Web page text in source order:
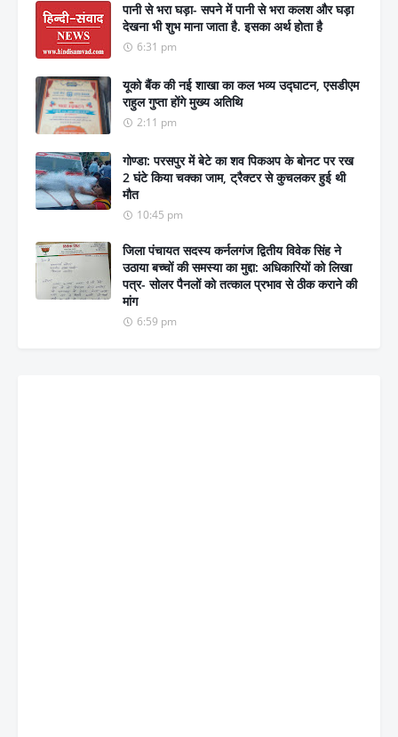
पानी से भरा घड़ा- सपने में पानी से भरा कलश और घड़ा
देखना भी शुभ माना जाता है. इसका अर्थ होता है
6:31 pm
यूको बैंक की नई शाखा का कल भव्य उद्घाटन, एसडीएम
राहुल गुप्ता होंगे मुख्य अतिथि
2:11 pm
गोण्डा: परसपुर में बेटे का शव पिकअप के बोनट पर रख
2 घंटे किया चक्का जाम, ट्रैक्टर से कुचलकर हुई थी
मौत
10:45 pm
जिला पंचायत सदस्य कर्नलगंज द्वितीय विवेक सिंह ने
उठाया बच्चों की समस्या का मुद्दा: अधिकारियों को लिखा
पत्र- सोलर पैनलों को तत्काल प्रभाव से ठीक कराने की
मांग
6:59 pm